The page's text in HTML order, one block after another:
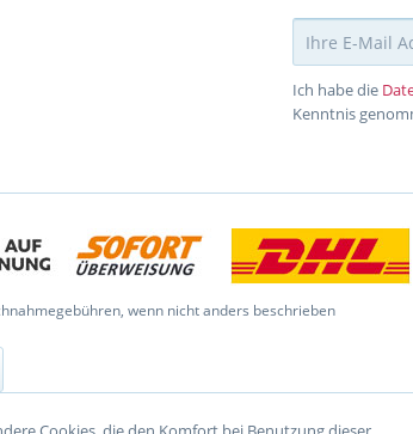
Ich habe die
Kenntnis
wenn nicht anders beschrieben